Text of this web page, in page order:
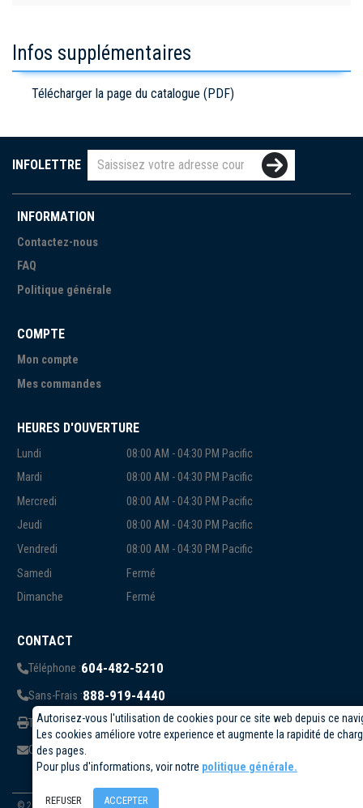
Autorisez-vous l'utilisation de cookies pour ce site web depuis ce
Les cookies améliore votre experience et augmente la rapidité de
des pages.
Pour plus d'informations, voir notre politique générale.
REFUSER ACCEPTER
Infos supplémentaires
Télécharger la page du catalogue (PDF)
INFOLETTRE
INFORMATION
Contactez-nous
FAQ
Politique générale
COMPTE
Mon compte
Mes commandes
HEURES D'OUVERTURE
Lundi
08:00 AM - 04:30 PM Pacific
Mardi
08:00 AM - 04:30 PM Pacific
Mercredi
08:00 AM - 04:30 PM Pacific
Jeudi
08:00 AM - 04:30 PM Pacific
Vendredi
08:00 AM - 04:30 PM Pacific
Samedi
Fermé
Dimanche
Fermé
CONTACT
Téléphone :604-482-5210
Sans-Frais :888-919-4440
Télécopieur:819-823-1006
Courriel:info@circuittest.com
© 2026 - Circuit Test Electronics